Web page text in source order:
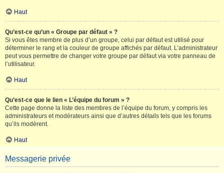
Haut
Qu’est-ce qu’un « Groupe par défaut » ?
Si vous êtes membre de plus d’un groupe, celui par défaut est utilisé pour
déterminer le rang et la couleur de groupe affichés par défaut. L’administrateur
peut vous permettre de changer votre groupe par défaut via votre panneau de
l’utilisateur.
Haut
Qu’est-ce que le lien « L’équipe du forum » ?
Cette page donne la liste des membres de l’équipe du forum, y compris les
administrateurs et modérateurs ainsi que d’autres détails tels que les forums
qu’ils modèrent.
Haut
Messagerie privée